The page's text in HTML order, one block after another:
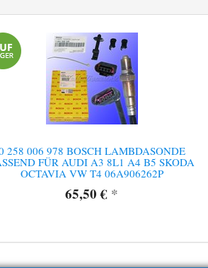
258 006 978 BOSCH LAMBDASONDE
FÜR AUDI A3 8L1 A4 B5 SKODA
OCTAVIA VW T4 06A906262P
65,50 € *